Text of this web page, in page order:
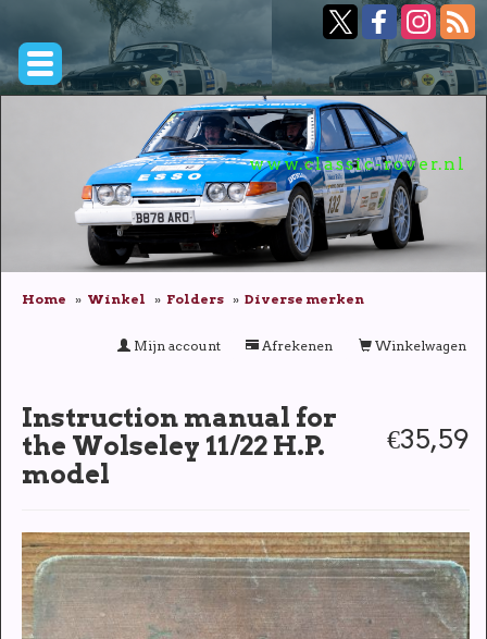
www.classic-rover.nl
Home Winkel Folders Diverse merken
Winkelwagen
Afrekenen
Mijn account
€35,59
Instruction manual for
the Wolseley 11/22 H.P.
model